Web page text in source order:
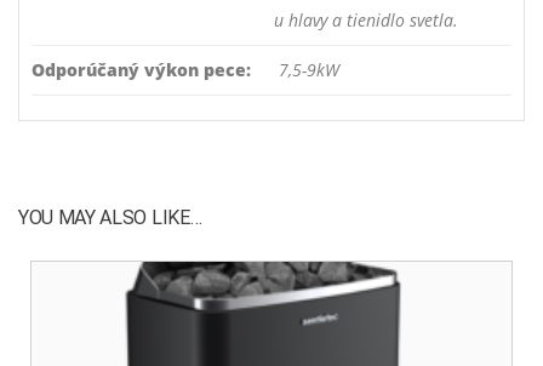
u hlavy a tienidlo svetla.
Odporúčaný výkon pece: 7,5-9kW
YOU MAY ALSO LIKE…